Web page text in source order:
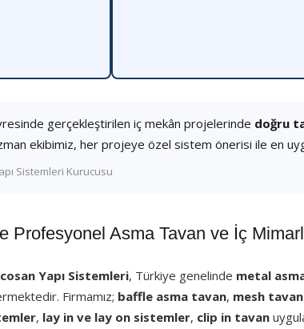
gerçekleştirilen iç mekân projelerinde doğru
ekibimiz, her projeye özel sistem önerisi ile en
Sistemleri Kurucusu
Profesyonel Asma Tavan ve İç
Yapı Sistemleri, Türkiye genelinde metal
Firmamız; baffle asma tavan, mesh
, lay in ve lay on sistemler, clip in tavan